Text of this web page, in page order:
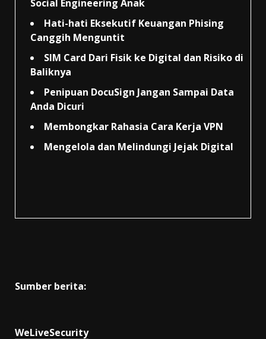
Social Engineering Anak
Hati-hati Eksekutif Keuangan Phising
Canggih Menguntit
SIM Card Dari Fisik ke Digital dan Risiko di
Baliknya
Penipuan DocuSign Jangan Sampai Data
Anda Dicuri
Membongkar Rahasia Cara Kerja VPN
Mengelola dan Melindungi Jejak Digital
Sumber berita:
WeLiveSecurity